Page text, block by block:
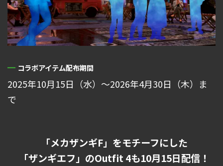
コラボアイテム配布期間
2025年10月15日（水）～2026年4月30日（木）ま
で
「メカザンギF」をモチーフにした
「ザンギエフ」のOutfit 4も10月15日配信！